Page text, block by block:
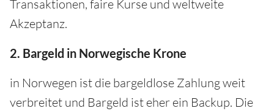
Transaktionen, faire Kurse und weltweite
Akzeptanz.
2. Bargeld in Norwegische Krone
in Norwegen ist die bargeldlose Zahlung weit
verbreitet und Bargeld ist eher ein Backup. Die